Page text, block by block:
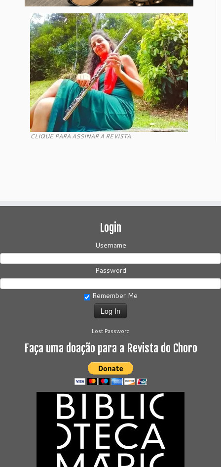
CLIQUE PARA ASSINAR A REVISTA
Login
Username
Password
Remember Me
Lost Password
Faça uma doação para a Revista do Choro